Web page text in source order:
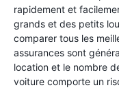
rapidement et
grands et des petits
comparer tous les
assurances sont
location et le nombre
voiture comporte un